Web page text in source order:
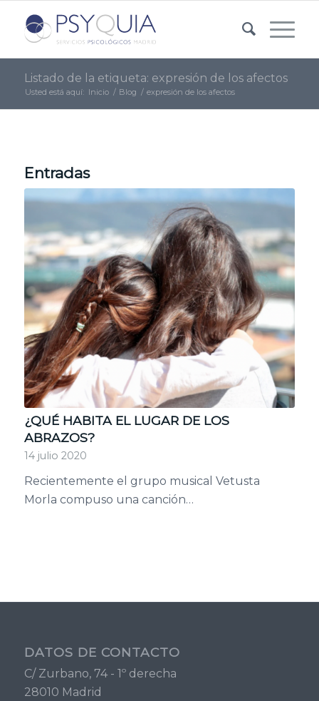
Listado de la etiqueta: expresión de los afectos
Usted está aquí: Inicio / Blog / expresión de los afectos
Entradas
¿QUÉ HABITA EL LUGAR DE LOS
ABRAZOS?
14 julio 2020
Recientemente el grupo musical Vetusta
Morla compuso una canción…
DATOS DE CONTACTO
C/ Zurbano, 74 - 1º derecha
28010 Madrid